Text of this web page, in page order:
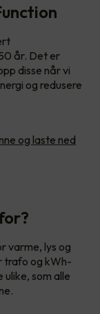
år. Det er
disse når vi
og redusere
og laste ned
varme, lys og
trafo og kWh-
som alle